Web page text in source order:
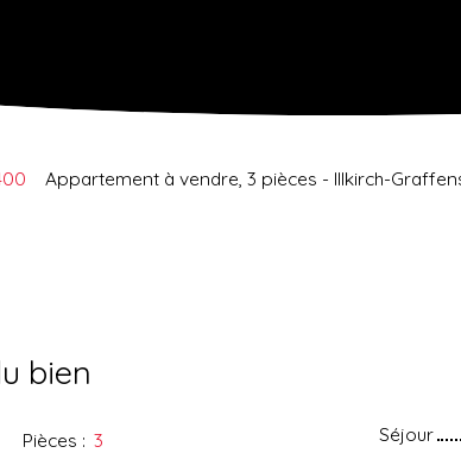
Appartement à vendre, 3 pièces - Illkirch-
bien
Pièces : 3 Séjour